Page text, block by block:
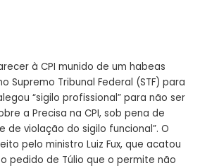
à CPI munido de um habeas
Supremo Tribunal Federal (STF) para
“sigilo profissional” para não ser
a Precisa na CPI, sob pena de
violação do sigilo funcional”. O
pelo ministro Luiz Fux, que acatou
pedido de Túlio que o permite não